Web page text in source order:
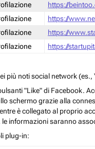
https://
https://
https://
https://
più noti social network
"Like" di Facebook.
schermo grazie alla
è collegato al proprio
informazioni saranno
plug-in: